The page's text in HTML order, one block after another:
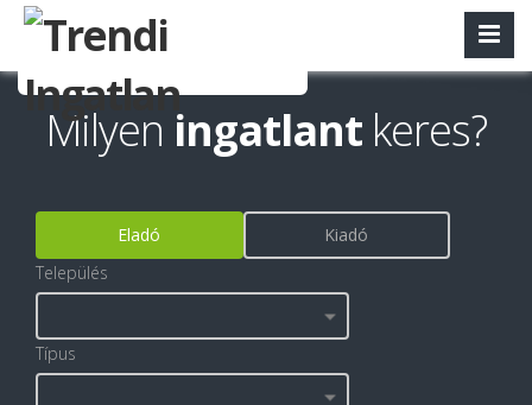
Milyen ingatlant keres?
Eladó
Kiadó
Település
Típus